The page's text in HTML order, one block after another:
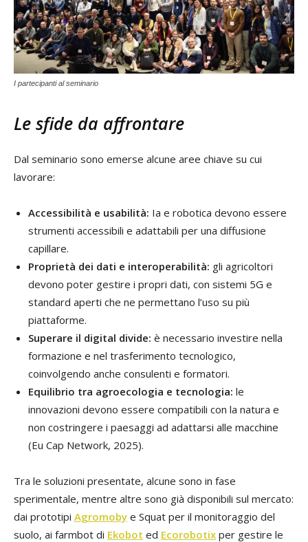
I partecipanti al seminario
Le sfide da affrontare
Dal seminario sono emerse alcune aree chiave su cui
lavorare:
Accessibilità e usabilità: Ia e robotica devono essere
strumenti accessibili e adattabili per una diffusione
capillare.
Proprietà dei dati e interoperabilità: gli agricoltori
devono poter gestire i propri dati, con sistemi 5G e
standard aperti che ne permettano l’uso su più
piattaforme.
Superare il digital divide: è necessario investire nella
formazione e nel trasferimento tecnologico,
coinvolgendo anche consulenti e formatori.
Equilibrio tra agroecologia e tecnologia: le
innovazioni devono essere compatibili con la natura e
non costringere i paesaggi ad adattarsi alle macchine
(Eu Cap Network, 2025).
Tra le soluzioni presentate, alcune sono in fase
sperimentale, mentre altre sono già disponibili sul mercato:
dai prototipi Agromoby e Squat per il monitoraggio del
suolo, ai farmbot di Ekobot ed Ecorobotix per gestire le